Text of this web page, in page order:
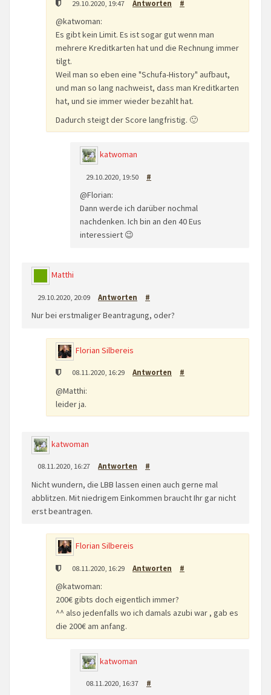
29.10.2020, 19:47 Antworten #
@katwoman:
Es gibt kein Limit. Es ist sogar gut wenn man
mehrere Kreditkarten hat und die Rechnung immer
tilgt.
Weil man so eben eine "Schufa-History" aufbaut,
und man so lang nachweist, dass man Kreditkarten
hat, und sie immer wieder bezahlt hat.
Dadurch steigt der Score langfristig. 🙂
katwoman
29.10.2020, 19:50 #
@Florian:
Dann werde ich darüber nochmal
nachdenken. Ich bin an den 40 Eus
interessiert 😉
Matthi
29.10.2020, 20:09 Antworten #
Nur bei erstmaliger Beantragung, oder?
Florian Silbereis
08.11.2020, 16:29 Antworten #
@Matthi:
leider ja.
katwoman
08.11.2020, 16:27 Antworten #
Nicht wundern, die LBB lassen einen auch gerne mal
abblitzen. Mit niedrigem Einkommen braucht Ihr gar nicht
erst beantragen.
Florian Silbereis
08.11.2020, 16:29 Antworten #
@katwoman:
200€ gibts doch eigentlich immer?
^^ also jedenfalls wo ich damals azubi war , gab es
die 200€ am anfang.
katwoman
08.11.2020, 16:37 #